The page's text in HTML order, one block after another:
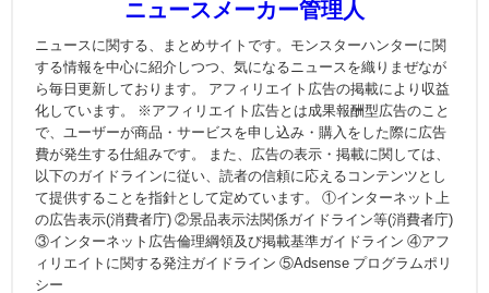
ニュースメーカー管理人
ニュースに関する、まとめサイトです。モンスターハンターに関
する情報を中心に紹介しつつ、気になるニュースを織りまぜなが
ら毎日更新しております。 アフィリエイト広告の掲載により収益
化しています。 ※アフィリエイト広告とは成果報酬型広告のこと
で、ユーザーが商品・サービスを申し込み・購入をした際に広告
費が発生する仕組みです。 また、広告の表示・掲載に関しては、
以下のガイドラインに従い、読者の信頼に応えるコンテンツとし
て提供することを指針として定めています。 ①インターネット上
の広告表示(消費者庁) ②景品表示法関係ガイドライン等(消費者庁)
③インターネット広告倫理綱領及び掲載基準ガイドライン ④アフ
ィリエイトに関する発注ガイドライン ⑤Adsense プログラムポリ
シー